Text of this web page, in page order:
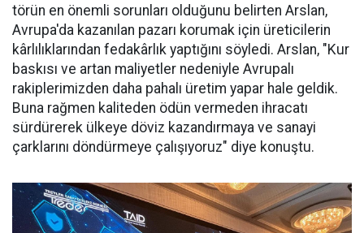
törün en önemli sorunları oldu­ğunu belirten Arslan,
Avrupa'da kazanılan pazarı korumak için üreticilerin
kârlılıklarından fe­dakârlık yaptığını söyledi. Arslan, "Kur
baskısı ve artan maliyetler nedeniyle Avrupalı
rakiplerimiz­den daha pahalı üretim yapar ha­le geldik.
Buna rağmen kaliteden ödün vermeden ihracatı
sürdüre­rek ülkeye döviz kazandırmaya ve sanayi
çarklarını döndürmeye ça­lışıyoruz" diye konuştu.